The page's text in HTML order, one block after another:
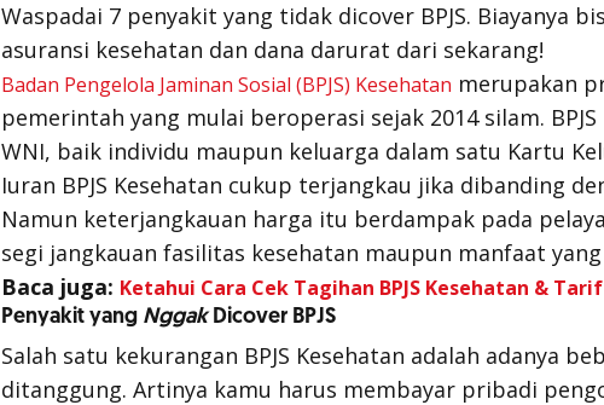
Waspadai 7 penyakit yang tidak dicover BPJS. Biayanya
asuransi kesehatan dan dana darurat dari sekarang!
Badan Pengelola Jaminan Sosial (BPJS) Kesehatan merupakan
pemerintah yang mulai beroperasi sejak 2014 silam.
WNI, baik individu maupun keluarga dalam satu Kartu
Iuran BPJS Kesehatan cukup terjangkau jika dibanding
Namun keterjangkauan harga itu berdampak pada
segi jangkauan fasilitas kesehatan maupun manfaat
Baca juga: Ketahui Cara Cek Tagihan BPJS Kesehatan &
Penyakit yang NggakDicover BPJS
Salah satu kekurangan BPJS Kesehatan adalah adanya
ditanggung. Artinya kamu harus membayar pribadi